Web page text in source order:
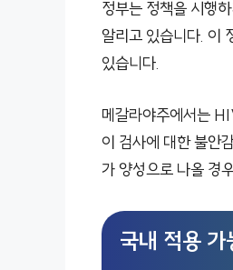
정부는 정책을 시행
알리고 있습니다. 이
있습니다.
메갈라야주에서는
이 검사에 대한 불안
가 양성으로 나올 경
국내 적용 가